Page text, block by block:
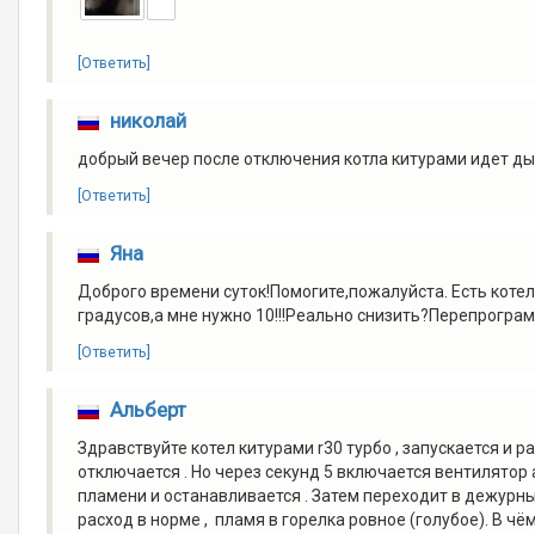
[Ответить]
николай
добрый вечер после отключения котла китурами идет
[Ответить]
Яна
Доброго времени суток!Помогите,пожалуйста. Есть
градусов,а мне нужно 10!!!Реально
[Ответить]
Альберт
Здравствуйте котел китурами r30 турбо , запускается
отключается . Но через секунд 5 включается
пламени и останавливается . Затем переходит в
расход в норме , пламя в горелка ровное (голубое). В